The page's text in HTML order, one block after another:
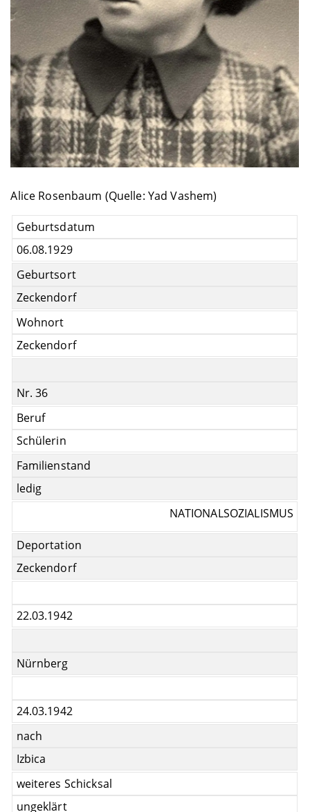
Alice Rosenbaum (Quelle: Yad Vashem)
Geburtsdatum
06.08.1929
Geburtsort
Zeckendorf
Wohnort
Zeckendorf
Nr. 36
Beruf
Schülerin
Familienstand
ledig
NATIONALSOZIALISMUS
Deportation
Zeckendorf
22.03.1942
Nürnberg
24.03.1942
nach
Izbica
weiteres Schicksal
ungeklärt